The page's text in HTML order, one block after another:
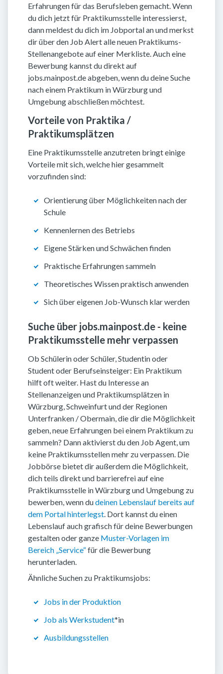
Erfahrungen für das Berufsleben gemacht. Wenn
du dich jetzt für Praktikumsstelle interessierst,
dann meldest du dich im Jobportal an und merkst
dir über den Job Alert alle neuen Praktikums-
Stellenangebote auf einer Merkliste. Auch eine
Bewerbung kannst du direkt auf
jobs.mainpost.de abgeben, wenn du deine Suche
nach einem Praktikum in Würzburg und
Umgebung abschließen möchtest.
Vorteile von Praktika /
Praktikumsplätzen
Eine Praktikumsstelle anzutreten bringt einige
Vorteile mit sich, welche hier gesammelt
vorzufinden sind:
Orientierung über Möglichkeiten nach der
Schule
Kennenlernen des Betriebs
Eigene Stärken und Schwächen finden
Praktische Erfahrungen sammeln
Theoretisches Wissen praktisch anwenden
Sich über eigenen Job-Wunsch klar werden
Suche über jobs.mainpost.de - keine
Praktikumsstelle mehr verpassen
Ob Schülerin oder Schüler, Studentin oder
Student oder Berufseinsteiger: Ein Praktikum
hilft oft weiter. Hast du Interesse an
Stellenanzeigen und Praktikumsplätzen in
Würzburg, Schweinfurt und der Regionen
Unterfranken / Obermain, die dir die Möglichkeit
geben, neue Erfahrungen bei einem Praktikum zu
sammeln? Dann aktivierst du den Job Agent, um
keine Praktikumsstellen mehr zu verpassen. Die
Jobbörse bietet dir außerdem die Möglichkeit,
dich teils direkt und barrierefrei auf eine
Praktikumsstelle in Würzburg und Umgebung zu
bewerben, wenn dudeinen Lebenslauf bereits auf
dem Portal hinterlegst. Dort kannst du einen
Lebenslauf auch grafisch für deine Bewerbungen
gestalten oder ganze Muster-Vorlagen im
Bereich „Service“für die Bewerbung
herunterladen.
Ähnliche Suchen zu Praktikumsjobs:
Jobs in der Produktion
Job als Werkstudent*in
Ausbildungsstellen